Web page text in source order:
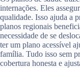
internações. Eles
qualidade. Isso ajuda a
planos regionais
necessidade de se
ter um plano acessível
família. Tudo isso sem
cobertura honesta e